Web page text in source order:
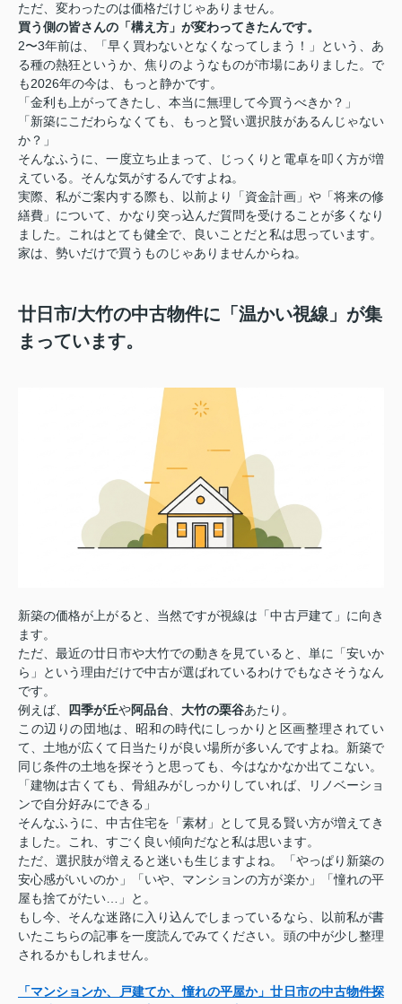
ただ、変わったのは価格だけじゃありません。
買う側の皆さんの「構え方」が変わってきたんです。
2〜3年前は、「早く買わないとなくなってしまう！」という、あ
る種の熱狂というか、焦りのようなものが市場にありました。で
も2026年の今は、もっと静かです。
「金利も上がってきたし、本当に無理して今買うべきか？」
「新築にこだわらなくても、もっと賢い選択肢があるんじゃない
か？」
そんなふうに、一度立ち止まって、じっくりと電卓を叩く方が増
えている。そんな気がするんですよね。
実際、私がご案内する際も、以前より「資金計画」や「将来の修
繕費」について、かなり突っ込んだ質問を受けることが多くなり
ました。これはとても健全で、良いことだと私は思っています。
家は、勢いだけで買うものじゃありませんからね。
廿日市/大竹の中古物件に「温かい視線」が集
まっています。
新築の価格が上がると、当然ですが視線は「中古戸建て」に向き
ます。
ただ、最近の廿日市や大竹での動きを見ていると、単に「安いか
ら」という理由だけで中古が選ばれているわけでもなさそうなん
です。
例えば、
四季が丘や阿品台 大竹の栗谷あたり。
この辺りの団地は、昭和の時代にしっかりと区画整理されてい
て、土地が広くて日当たりが良い場所が多いんですよね。新築で
同じ条件の土地を探そうと思っても、今はなかなか出てこない。
「建物は古くても、骨組みがしっかりしていれば、リノベーショ
ンで自分好みにできる」
そんなふうに、中古住宅を「素材」として見る賢い方が増えてき
ました。これ、すごく良い傾向だなと私は思います。
ただ、選択肢が増えると迷いも生じますよね。「やっぱり新築の
安心感がいいのか」「いや、マンションの方が楽か」「憧れの平
屋も捨てがたい…」と。
もし今、そんな迷路に入り込んでしまっているなら、以前私が書
いたこちらの記事を一度読んでみてください。頭の中が少し整理
されるかもしれません。
「マンションか、戸建てか、憧れの平屋か」廿日市の中古物件探